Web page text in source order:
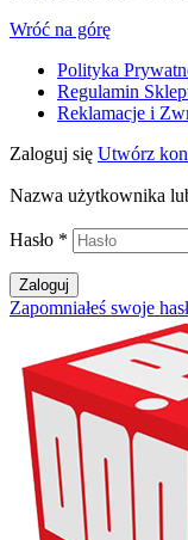
Wróć na górę
Polityka
Regulamin
Reklamacje i
Zaloguj się Utwórz
Nazwa użytkownika
Hasło *
Zaloguj
Zapomniałeś swoje